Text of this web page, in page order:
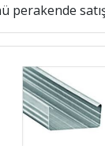
perakende